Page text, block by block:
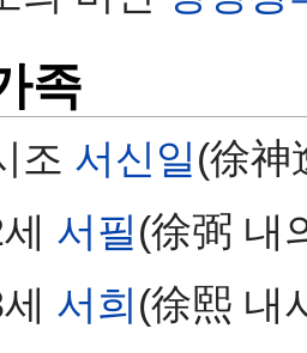
족
조 서신일(徐神
서필(徐弼 내
서희 (徐熙 내